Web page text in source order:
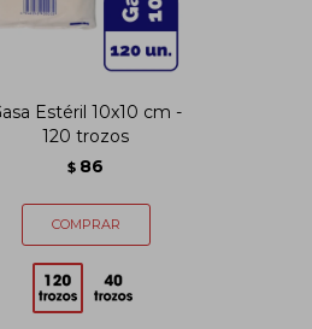
Estéril 10x10 cm -
120 trozos
$ 86